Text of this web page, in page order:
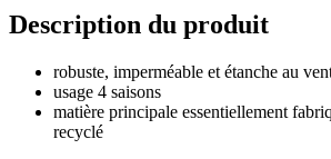
Description du produit
robuste, imperméable et étanche au
usage 4 saisons
matière principale essentiellement
recyclé